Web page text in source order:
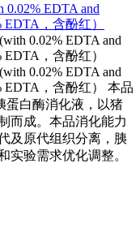
0.02% EDTA and
EDTA，含酚红）
0.02% EDTA and
EDTA，含酚红）
0.02% EDTA and
EDTA，含酚红） 本品
蛋白酶消化液，以猪
而成。本品消化能力
及原代组织分离，胰
实验需求优化调整。